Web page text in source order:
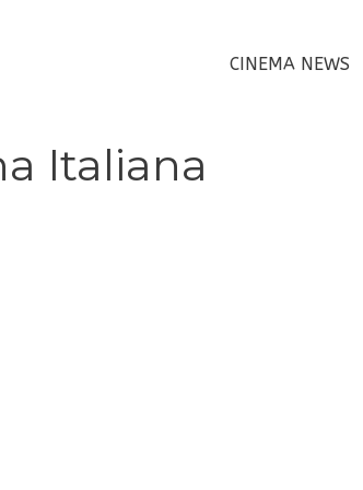
CINEMA NEWS
Italiana